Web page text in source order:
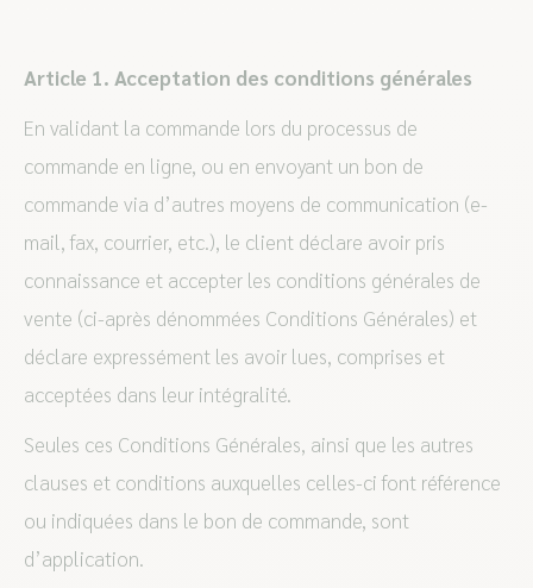
Article 1. Acceptation des conditions générales
En validant la commande lors du processus de
commande en ligne, ou en envoyant un bon de
commande via d’autres moyens de communication (e-
mail, fax, courrier, etc.), le client déclare avoir pris
connaissance et accepter les conditions générales de
vente (ci-après dénommées Conditions Générales) et
déclare expressément les avoir lues, comprises et
acceptées dans leur intégralité.
Seules ces Conditions Générales, ainsi que les autres
clauses et conditions auxquelles celles-ci font référence
ou indiquées dans le bon de commande, sont
d’application.